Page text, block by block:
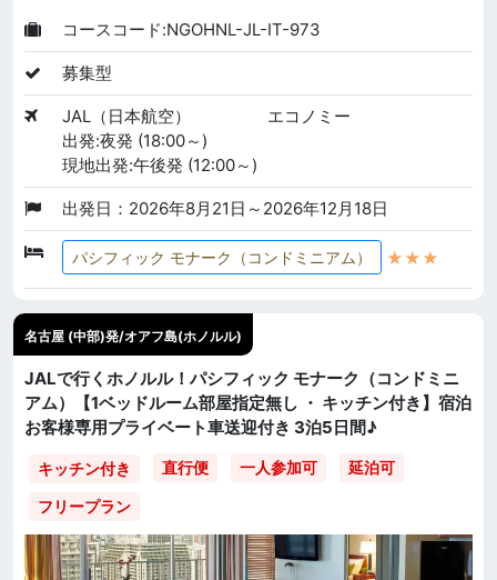
コースコード:NGOHNL-JL-IT-973
募集型
JAL（日本航空）
エコノミー
出発:夜発 (18:00～)
現地出発:午後発 (12:00～)
出発日：2026年8月21日～2026年12月18日
パシフィック モナーク（コンドミニアム） ★★★
名古屋 (中部)発/オアフ島(ホノルル)
JALで行くホノルル！パシフィック モナーク（コンドミニ
アム）【1ベッドルーム部屋指定無し ・ キッチン付き】宿泊
お客様専用プライベート車送迎付き 3泊5日間♪
キッチン付き 直行便 一人参加可 延泊可
フリープラン